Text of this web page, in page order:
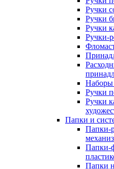
Ручки
Ручки
Ручки
Ручки-
Наборы
Ручки
Ручки
Папки и
Папки-
Папки-
Папки